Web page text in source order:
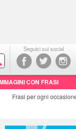
Seguici sui social
CON FRASI
Frasi per ogni